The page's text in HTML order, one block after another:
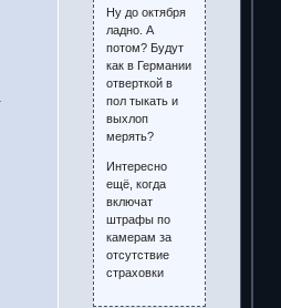
Ну до октября
ладно. А
потом? Будут
как в Германии
отверткой в
пол тыкать и
выхлоп
мерять?
Интересно
ещё, когда
включат
штрафы по
камерам за
отсутствие
страховки